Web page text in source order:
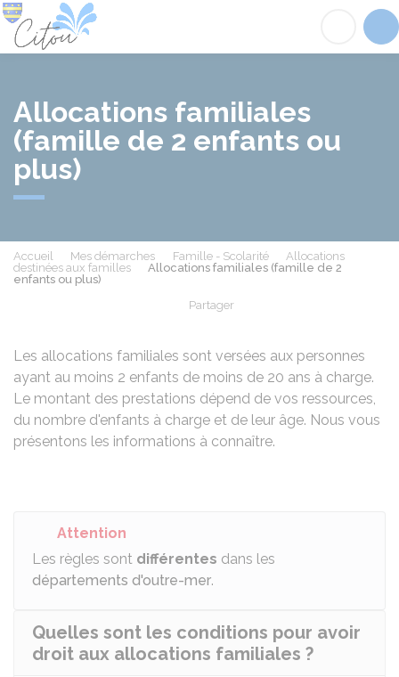
Allocations familiales
(famille de 2 enfants ou
plus)
Accueil Mes démarches Famille - Scolarité
Allocations
destinées aux familles
Allocations familiales (famille de 2
enfants ou plus)
Partager
Les allocations familiales sont versées aux personnes
ayant au moins 2 enfants de moins de 20 ans à charge.
Le montant des prestations dépend de vos ressources,
du nombre d'enfants à charge et de leur âge. Nous vous
présentons les informations à connaître.
Attention
Les règles sont différentes dans les
départements d'outre-mer.
Quelles sont les conditions pour avoir
droit aux allocations familiales ?